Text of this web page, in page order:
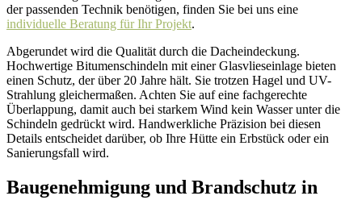
der passenden Technik benötigen, finden Sie bei uns eine
individuelle Beratung für Ihr Projekt.
Abgerundet wird die Qualität durch die Dacheindeckung.
Hochwertige Bitumenschindeln mit einer Glasvlieseinlage bieten
einen Schutz, der über 20 Jahre hält. Sie trotzen Hagel und UV-
Strahlung gleichermaßen. Achten Sie auf eine fachgerechte
Überlappung, damit auch bei starkem Wind kein Wasser unter die
Schindeln gedrückt wird. Handwerkliche Präzision bei diesen
Details entscheidet darüber, ob Ihre Hütte ein Erbstück oder ein
Sanierungsfall wird.
Baugenehmigung und Brandschutz in